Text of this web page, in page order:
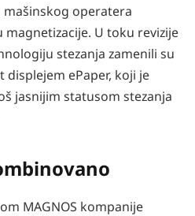
operatera
U toku revizije
stezanja zamenili su
ePaper, koji je
jasnijim statusom stezanja
MAGNOS kompanije